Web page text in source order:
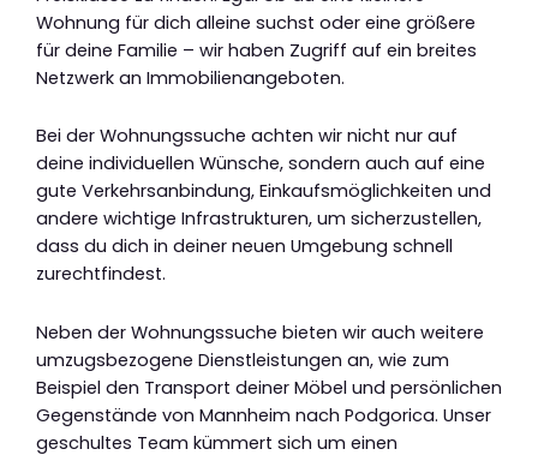
Wohnung für dich alleine suchst oder eine größere
für deine Familie – wir haben Zugriff auf ein breites
Netzwerk an Immobilienangeboten.
Bei der Wohnungssuche achten wir nicht nur auf
deine individuellen Wünsche, sondern auch auf eine
gute Verkehrsanbindung, Einkaufsmöglichkeiten und
andere wichtige Infrastrukturen, um sicherzustellen,
dass du dich in deiner neuen Umgebung schnell
zurechtfindest.
Neben der Wohnungssuche bieten wir auch weitere
umzugsbezogene Dienstleistungen an, wie zum
Beispiel den Transport deiner Möbel und persönlichen
Gegenstände von Mannheim nach Podgorica. Unser
geschultes Team kümmert sich um einen